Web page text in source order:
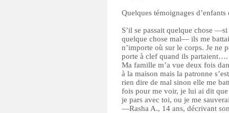
Quelques témoignages
S’il se passait quelque chose
quelque chose mal— ils me
n’importe où sur le corps. Je
porte à clef quand ils
Ma famille m’a vue deux fois
à la maison mais la patronne
rien dire de mal sinon elle me
fois pour me voir, je lui ai dit que
je pars avec toi, ou je me
—Rasha A., 14 ans, décrivant